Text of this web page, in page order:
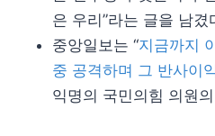
은 우리”라는 글을 남겼
중앙일보는 “지금까지
중 공격하며 그 반사이
익명의 국민의힘 의원